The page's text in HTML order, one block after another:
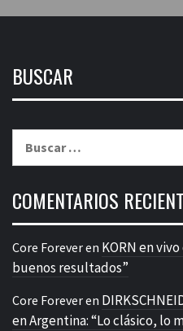
BUSCAR
COMENTARIOS
Core Foreveren KORN en
buenos resultados”
Core Foreveren
en Argentina: “Lo clásico, lo